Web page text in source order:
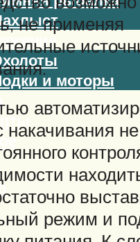
и моторы
не применяя
накачивания
режим и